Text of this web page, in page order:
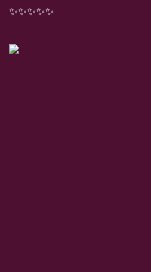
✨✨✨✨✨